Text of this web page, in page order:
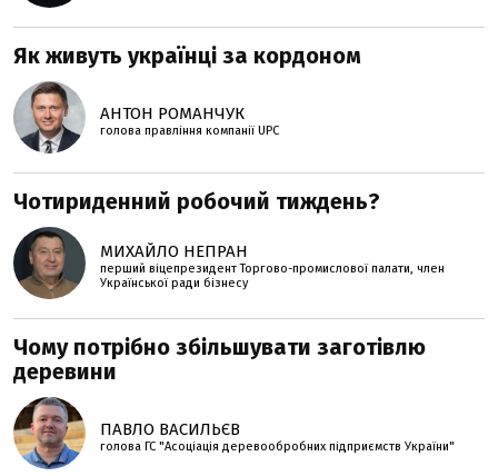
Як живуть українці за кордоном
АНТОН РОМАНЧУК
голова правління компанії UPC
Чотириденний робочий тиждень?
МИХАЙЛО НЕПРАН
перший віцепрезидент Торгово-промислової палати, член
Української ради бізнесу
Чому потрібно збільшувати заготівлю
деревини
ПАВЛО ВАСИЛЬЄВ
голова ГС "Асоціація деревообробних підприємств України"